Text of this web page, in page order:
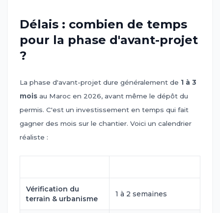
Délais : combien de temps
pour la phase d'avant-projet
?
La phase d'avant-projet dure généralement de 1 à 3
mois au Maroc en 2026, avant même le dépôt du
permis. C'est un investissement en temps qui fait
gagner des mois sur le chantier. Voici un calendrier
réaliste :
Vérification du
terrain & urbanisme
1 à 2 semaines